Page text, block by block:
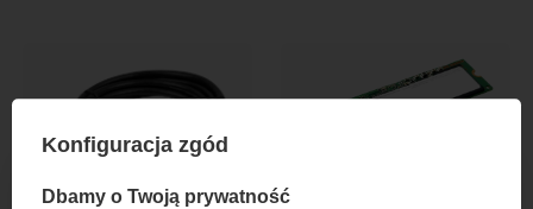
Dołącz do newslettera Green
Konfiguracja zgód
Dbamy o Twoją prywatność